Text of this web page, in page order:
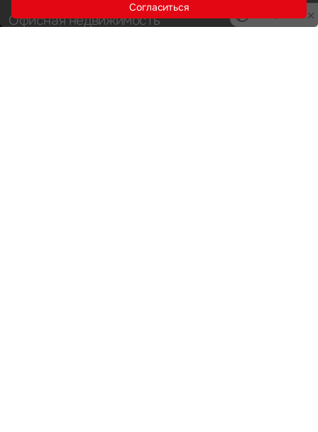
Офисная недвижимость
Согласиться